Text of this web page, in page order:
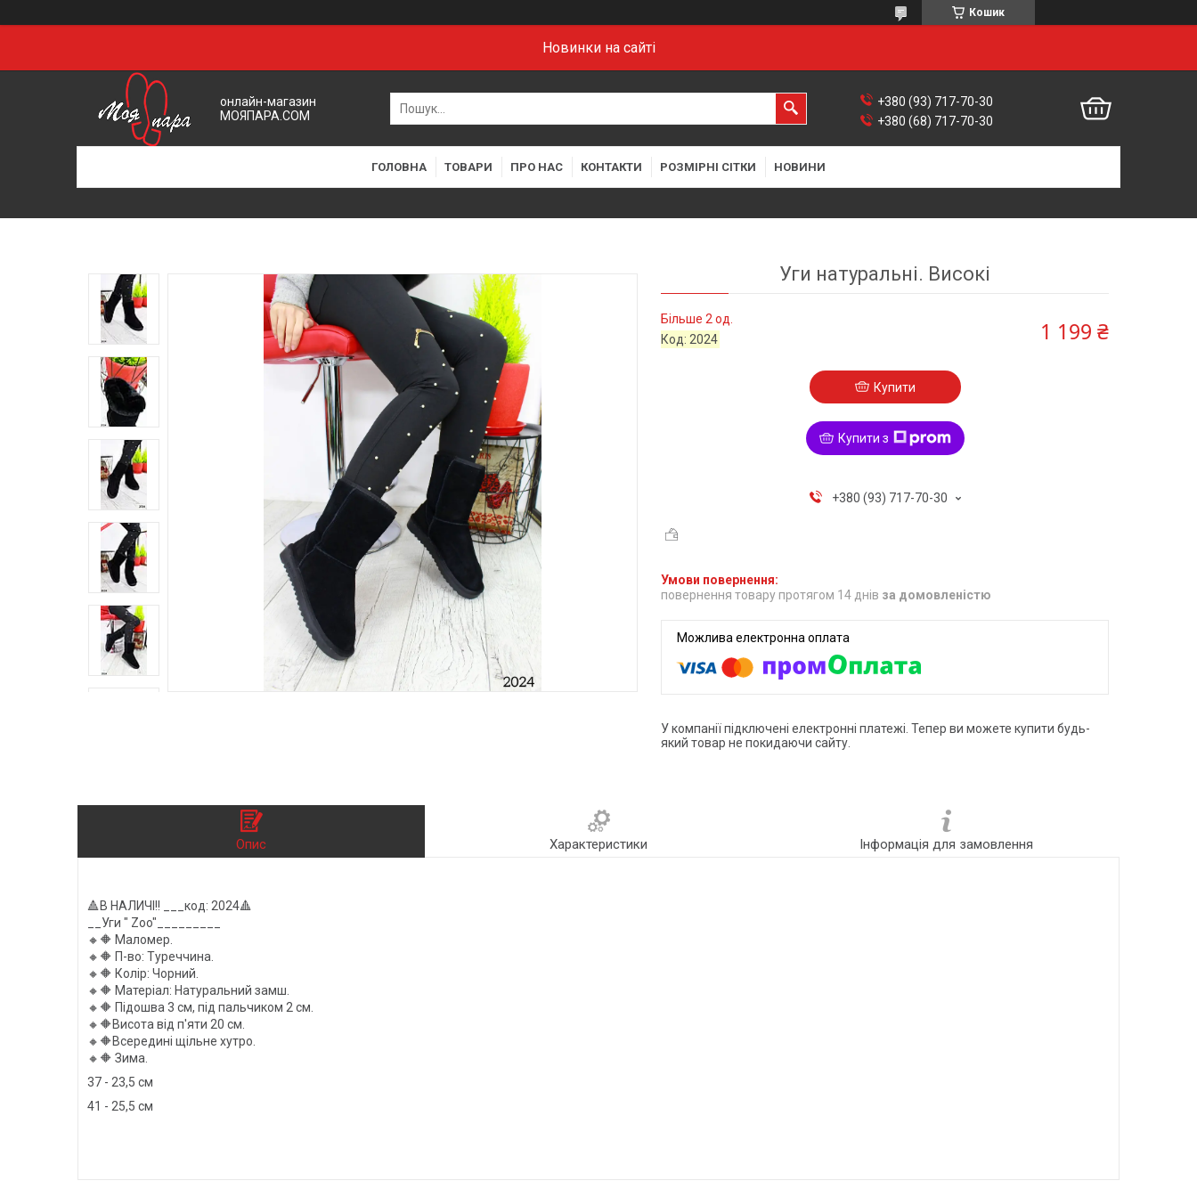
Кошик
Новинки на сайті
онлайн-магазин
МОЯПАРА.COM
+380 (93) 717-70-30
+380 (68) 717-70-30
ГОЛОВНА ТОВАРИ ПРО НАС КОНТАКТИ РОЗМІРНІ СІТКИ НОВИНИ
Уги натуральні. Високі
Більше 2 од.
Код: 2024 1 199 ₴
Купити
Купити з
+380 (93) 717-70-30
повернення товару протягом 14 днів за домовленістю
У компанії підключені електронні платежі. Тепер ви можете купити будь-
який товар не покидаючи сайту.
Опис Характеристики Інформація для замовлення
🔺В НАЛИЧІ!! ___код: 2024🔺
__Уги " Zoo"_________
🔸🔶 Маломер.
🔸🔶 П-во: Туреччина.
🔸🔶 Колір: Чорний.
🔸🔶 Матеріал: Натуральний замш.
🔸🔶 Підошва 3 см, під пальчиком 2 см.
🔸🔶Висота від п'яти 20 см.
🔸🔶Всередині щільне хутро.
🔸🔶 Зима.
37 - 23,5 см
41 - 25,5 см